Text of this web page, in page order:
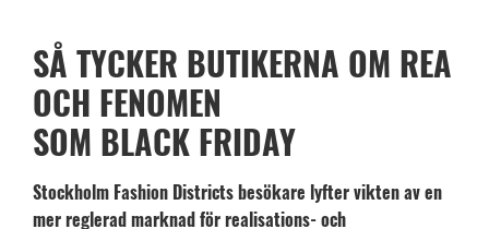
SÅ TYCKER BUTIKERNA OM REA
OCH FENOMEN
SOM BLACK FRIDAY
Stockholm Fashion Districts besökare lyfter vikten av en
mer reglerad marknad för realisations- och